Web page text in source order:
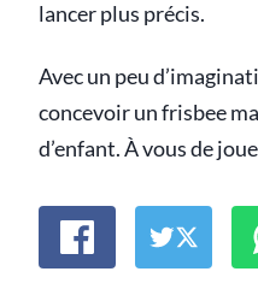
lancer plus précis.
Avec un peu
concevoir un frisbee
d’enfant. À vous de